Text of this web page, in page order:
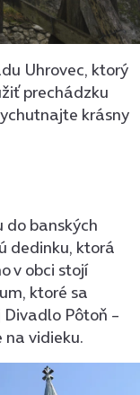
Uhrovec, ktorý
prechádzku
krásny
do banských
dedinku, ktorá
v obci stojí
ktoré sa
Pôtoň –
vidieku.